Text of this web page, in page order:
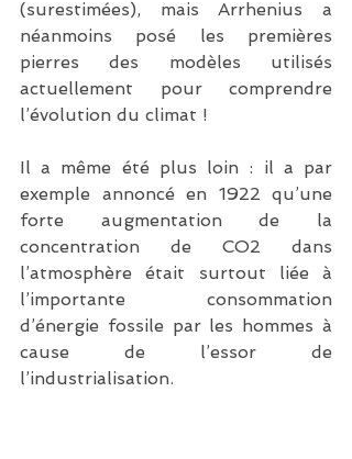
(surestimées), mais Arrhenius a
néanmoins posé les premières
pierres des modèles utilisés
actuellement pour comprendre
l’évolution du climat !
Il a même été plus loin : il a par
exemple annoncé en 1922 qu’une
forte augmentation de la
concentration de CO2 dans
l’atmosphère était surtout liée à
l’importante consommation
d’énergie fossile par les hommes à
cause de l’essor de
l’industrialisation.